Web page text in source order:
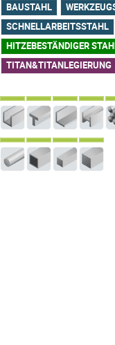
BAUSTAHL
SCHNELLARBEITSSTAHL
HITZEBESTÄNDIGER
TITAN&TITANLEGIERUNG